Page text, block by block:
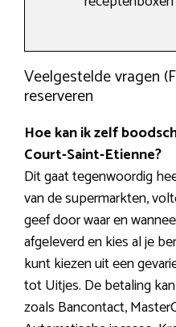
Veelgestelde vragen
reserveren
Hoe kan ik zelf
Court-Saint-Etienne?
Dit gaat tegenwoordig
van de supermarkten,
geef door waar en
afgeleverd en kies al je
kunt kiezen uit een
tot Uitjes. De betaling
zoals Bancontact,